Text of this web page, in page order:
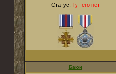
Статус: Тут его нет
Баюн